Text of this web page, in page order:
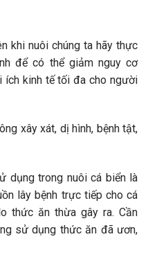
khi nuôi chúng ta hãy thực
để có thể giảm nguy cơ
ích kinh tế tối đa cho người
xây xát, dị hình, bệnh tật,
dụng trong nuôi cá biển là
lây bệnh trực tiếp cho cá
thức ăn thừa gây ra. Cần
sử dụng thức ăn đã ươn,